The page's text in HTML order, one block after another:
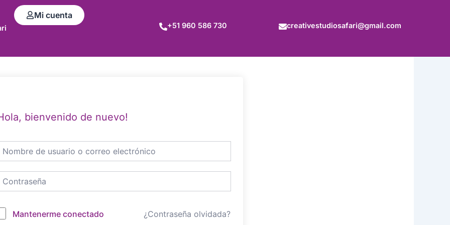
+51 960 586 730 creativestudiosafari@gmail.com
Mi cuenta
bienvenido de nuevo!
Mantenerme conectado ¿Contraseña olvidada?